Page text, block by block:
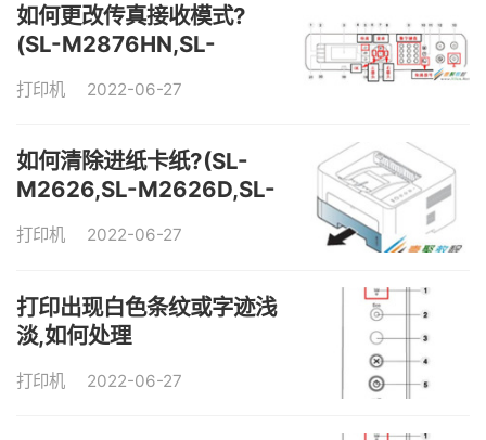
如何更改传真接收模式?
(SL-M2876HN,SL-
打印机 2022-06-27
如何清除进纸卡纸?(SL-
M2626,SL-M2626D,SL-
打印机 2022-06-27
打印出现白色条纹或字迹浅
淡,如何处理
打印机 2022-06-27